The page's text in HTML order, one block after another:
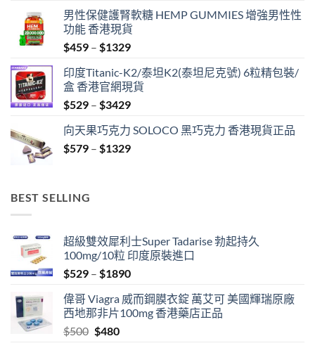
男性保健護腎軟糖 HEMP GUMMIES 增強男性性
功能 香港現貨
$459 – $1329Price
$459
through
$1329
印度Titanic-K2/泰坦K2(泰坦尼克號) 6粒精包裝/
盒 香港官網現貨
$529 – $3429Price
$529
through
向天果巧克力 SOLOCO 黑巧克力 香港現貨正品
$579 – $1329Price
BEST SELLING
超級雙效犀利士Super Tadarise 勃起持久
100mg/10粒 印度原裝進口
$529 – $1890Price
$529
through
偉哥 Viagra 威而鋼膜衣錠 萬艾可 美國輝瑞原廠
西地那非片100mg 香港藥店正品
$500 Original
$480Current